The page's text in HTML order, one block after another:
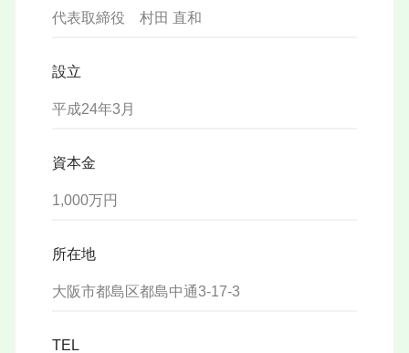
代表取締役 村田 直和
設立
平成24年3月
資本金
1,000万円
所在地
大阪市都島区都島中通3-17-3
TEL